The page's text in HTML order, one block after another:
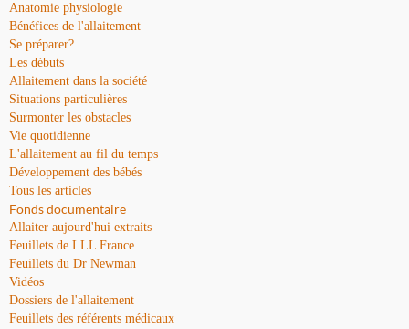
Anatomie physiologie
Bénéfices de l'allaitement
Se préparer?
Les débuts
Allaitement dans la société
Situations particulières
Surmonter les obstacles
Vie quotidienne
L'allaitement au fil du temps
Développement des bébés
Tous les articles
Fonds documentaire
Allaiter aujourd'hui extraits
Feuillets de LLL France
Feuillets du Dr Newman
Vidéos
Dossiers de l'allaitement
Feuillets des référents médicaux